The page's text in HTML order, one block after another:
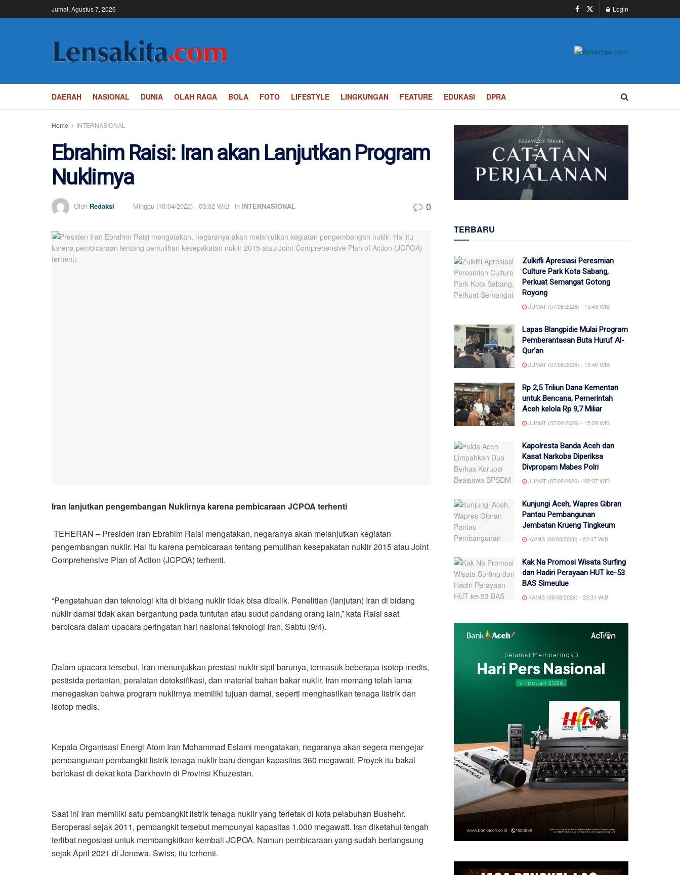
Jumat, Agustus 7, 2026 Login
DAERAH NASIONAL DUNIA OLAH RAGA BOLA FOTO LIFESTYLE LINGKUNGAN FEATURE EDUKASI DPRA
Home INTERNASIONAL
Ebrahim Raisi: Iran akan Lanjutkan Program
Nuklirnya
Oleh Redaksi Minggu (10/04/2022) - 03:32 WIB in INTERNASIONAL 0
Iran lanjutkan pengembangan Nuklirnya karena pembicaraan JCPOA terhenti
TEHERAN – Presiden Iran Ebrahim Raisi mengatakan, negaranya akan melanjutkan kegiatan
pengembangan nuklir. Hal itu karena pembicaraan tentang pemulihan kesepakatan nuklir 2015 atau Joint
Comprehensive Plan of Action (JCPOA) terhenti.
“Pengetahuan dan teknologi kita di bidang nuklir tidak bisa dibalik. Penelitian (lanjutan) Iran di bidang
nuklir damai tidak akan bergantung pada tuntutan atau sudut pandang orang lain,” kata Raisi saat
berbicara dalam upacara peringatan hari nasional teknologi Iran, Sabtu (9/4).
Dalam upacara tersebut, Iran menunjukkan prestasi nuklir sipil barunya, termasuk beberapa isotop medis,
pestisida pertanian, peralatan detoksifikasi, dan material bahan bakar nuklir. Iran memang telah lama
menegaskan bahwa program nuklirnya memiliki tujuan damai, seperti menghasilkan tenaga listrik dan
isotop medis.
Kepala Organisasi Energi Atom Iran Mohammad Eslami mengatakan, negaranya akan segera mengejar
pembangunan pembangkit listrik tenaga nuklir baru dengan kapasitas 360 megawatt. Proyek itu bakal
berlokasi di dekat kota Darkhovin di Provinsi Khuzestan.
Saat ini Iran memiliki satu pembangkit listrik tenaga nuklir yang terletak di kota pelabuhan Bushehr.
Beroperasi sejak 2011, pembangkit tersebut mempunyai kapasitas 1.000 megawatt. Iran diketahui tengah
terlibat negosiasi untuk membangkitkan kembali JCPOA. Namun pembicaraan yang sudah berlangsung
sejak April 2021 di Jenewa, Swiss, itu terhenti.
TERBARU
Zulkifli Apresiasi Peresmian
Culture Park Kota Sabang,
Perkuat Semangat Gotong
Royong
JUMAT (07/08/2026) - 15:43 WIB
Lapas Blangpidie Mulai Program
Pemberantasan Buta Huruf Al-
Qur’an
JUMAT (07/08/2026) - 15:40 WIB
Rp 2,5 Triliun Dana Kementan
untuk Bencana, Pemerintah
Aceh kelola Rp 9,7 Miliar
JUMAT (07/08/2026) - 15:29 WIB
Kapolresta Banda Aceh dan
Kasat Narkoba Diperiksa
Divpropam Mabes Polri
JUMAT (07/08/2026) - 00:37 WIB
Kunjungi Aceh, Wapres Gibran
Pantau Pembangunan
Jembatan Krueng Tingkeum
KAMIS (06/08/2026) - 23:47 WIB
Kak Na Promosi Wisata Surfing
dan Hadiri Perayaan HUT ke-53
BAS Simeulue
KAMIS (06/08/2026) - 23:31 WIB